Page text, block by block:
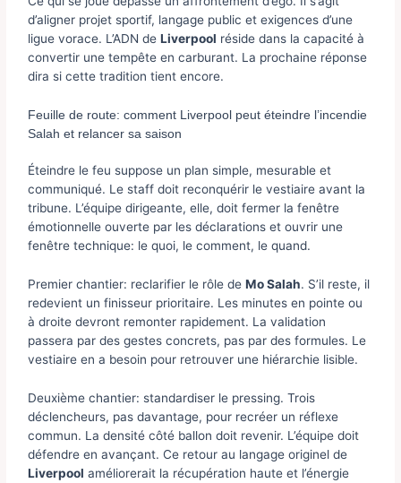
d’aligner projet sportif, langage public et exigences d’une
ligue vorace. L’ADN deLiverpool réside dans la capacité à
convertir une tempête en carburant. La prochaine réponse
dira si cette tradition tient encore.
Feuille de route: comment Liverpool peut éteindre l’incendie
Salah et relancer sa saison
Éteindre le feu suppose un plan simple, mesurable et
communiqué. Le staff doit reconquérir le vestiaire avant la
tribune. L’équipe dirigeante, elle, doit fermer la fenêtre
émotionnelle ouverte par les déclarations et ouvrir une
fenêtre technique: le quoi, le comment, le quand.
Premier chantier: reclarifier le rôle deMo Salah. S’il reste, il
redevient un finisseur prioritaire. Les minutes en pointe ou
à droite devront remonter rapidement. La validation
passera par des gestes concrets, pas par des formules. Le
vestiaire en a besoin pour retrouver une hiérarchie lisible.
Deuxième chantier: standardiser le pressing. Trois
déclencheurs, pas davantage, pour recréer un réflexe
commun. La densité côté ballon doit revenir. L’équipe doit
défendre en avançant. Ce retour au langage originel de
Liverpool améliorerait la récupération haute et l’énergie